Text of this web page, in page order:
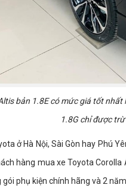
bản 1.8E có mức giá tốt
1.8G chỉ được
ở Hà Nội, Sài Gòn hay Phú
hàng mua xe Toyota
phụ kiện chính hãng và 2